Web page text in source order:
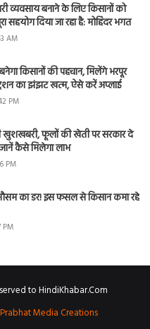
व्यवसाय बनाने के लिए किसानों को
सहयोग दिया जा रहा है: मोहिंदर भगत
AM
किसानों की पहचान, मिलेंगे भरपूर
का झंझट खत्म, ऐसे करें अप्लाई
PM
खुशखबरी, फूलों की खेती पर सरकार दे
कैसे मिलेगा लाभ
PM
का डर! इस फसल से किसान कमा रहे
PM
to HindiKhabar.Com
Prabhat Media Creations